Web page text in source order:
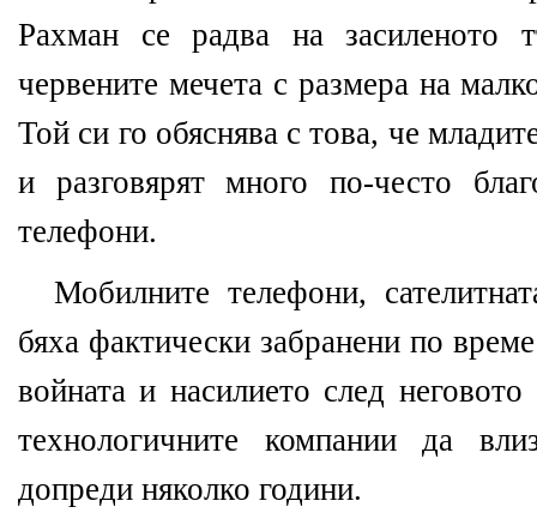
Рахман се радва на засиленото
червените мечета с размера на
Той си го обяснява с това, че
и разговярят много по-често
телефони.
Мобилните телефони,
бяха фактически забранени по
войната и насилието след неговото
технологичните компании да
допреди няколко години.